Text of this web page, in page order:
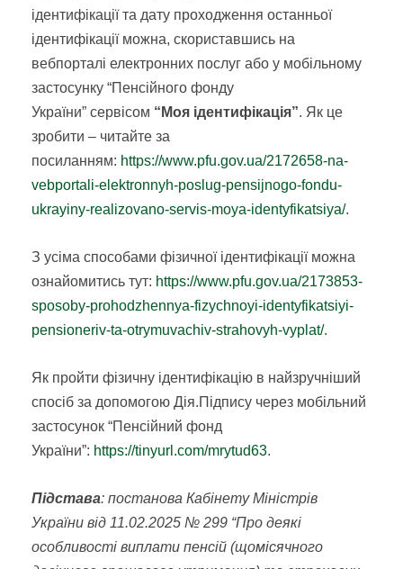
ідентифікації та дату проходження останньої
ідентифікації можна, скориставшись на
вебпорталі електронних послуг або у мобільному
застосунку “Пенсійного фонду
України” сервісом “Моя ідентифікація”. Як це
зробити – читайте за
посиланням: https://www.pfu.gov.ua/2172658-na-
vebportali-elektronnyh-poslug-pensijnogo-fondu-
ukrayiny-realizovano-servis-moya-identyfikatsiya/.
З усіма способами фізичної ідентифікації можна
ознайомитись тут: https://www.pfu.gov.ua/2173853-
sposoby-prohodzhennya-fizychnoyi-identyfikatsiyi-
pensioneriv-ta-otrymuvachiv-strahovyh-vyplat/.
Як пройти фізичну ідентифікацію в найзручніший
спосіб за допомогою Дія.Підпису через мобільний
застосунок “Пенсійний фонд
України”: https://tinyurl.com/mrytud63.
Підстава: постанова Кабінету Міністрів
України від 11.02.2025 № 299 “Про деякі
особливості виплати пенсій (щомісячного